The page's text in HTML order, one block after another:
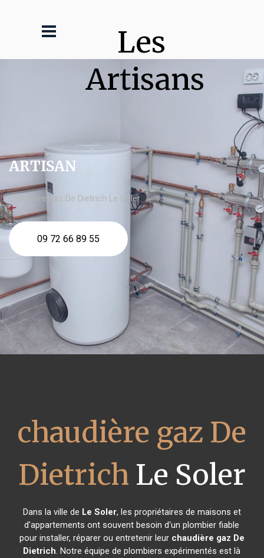
Les
Artisans
ARTISAN
chaudière gaz De Dietrich Le Soler
09 72 66 89 55
chaudière gaz De
Dietrich Le Soler
Dans la ville de Le Soler, les propriétaires de maisons et
d'appartements ont souvent besoin d'un plombier fiable
pour installer, réparer ou entretenir leur chaudière gaz De
Dietrich. Notre équipe de plombiers expérimentés est là